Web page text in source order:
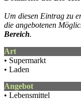
Um diesen Eintrag zu
die angebotenen
Bereich.
Art
• Supermarkt
• Laden
Angebot
• Lebensmittel